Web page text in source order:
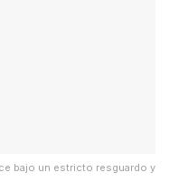
bajo un estricto resguardo y